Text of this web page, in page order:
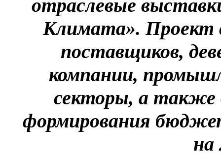
отраслевые
Климата». Проект
поставщиков,
компании,
секторы, а также
формирования
на